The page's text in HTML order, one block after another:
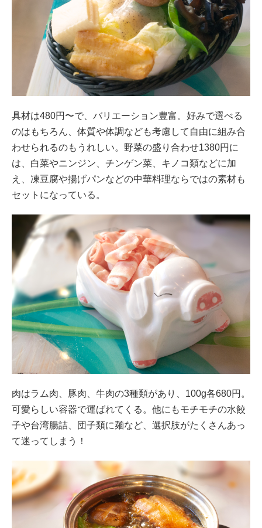
具材は480円〜で、バリエーション豊富。好みで選べる
のはもちろん、体質や体調なども考慮して自由に組み合
わせられるのもうれしい。野菜の盛り合わせ1380円に
は、白菜やニンジン、チンゲン菜、キノコ類などに加
え、凍豆腐や揚げパンなどの中華料理ならではの素材も
セットになっている。
肉はラム肉、豚肉、牛肉の3種類があり、100g各680円。
可愛らしい容器で運ばれてくる。他にもモチモチの水餃
子や台湾腸詰、団子類に麺など、選択肢がたくさんあっ
て迷ってしまう！